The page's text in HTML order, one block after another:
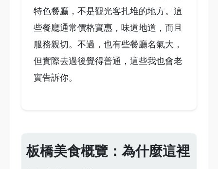
特色餐廳，不是觀光客扎堆的地方。這
些餐廳通常價格實惠，味道地道，而且
服務親切。不過，也有些餐廳名氣大，
但實際去過後覺得普通，這些我也會老
實告訴你。
板橋美食概覽：為什麼這裡